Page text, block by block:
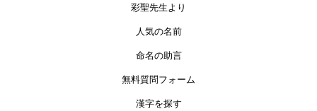
彩聖先生より
人気の名前
命名の助言
無料質問フォーム
漢字を探す